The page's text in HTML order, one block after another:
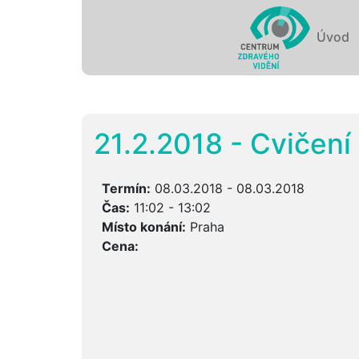
Úvod
21.2.2018 -
Termín: 08.03.2018 - 08.03.2018
Čas: 11:02 - 13:02
Místo konání: Praha
Cena: